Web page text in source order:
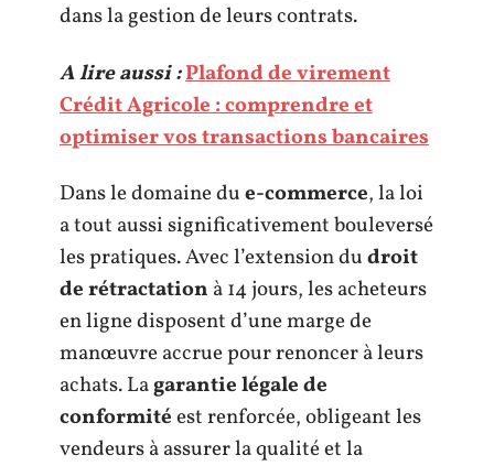
dans la gestion de leurs contrats.
A lire aussi :Plafond de virement
Crédit Agricole : comprendre et
optimiser vos transactions bancaires
Dans le domaine due-commerce, la loi
a tout aussi significativement bouleversé
les pratiques. Avec l’extension dudroit
de rétractation à 14 jours, les acheteurs
en ligne disposent d’une marge de
manœuvre accrue pour renoncer à leurs
achats. Lagarantie légale de
conformitéest renforcée, obligeant les
vendeurs à assurer la qualité et la